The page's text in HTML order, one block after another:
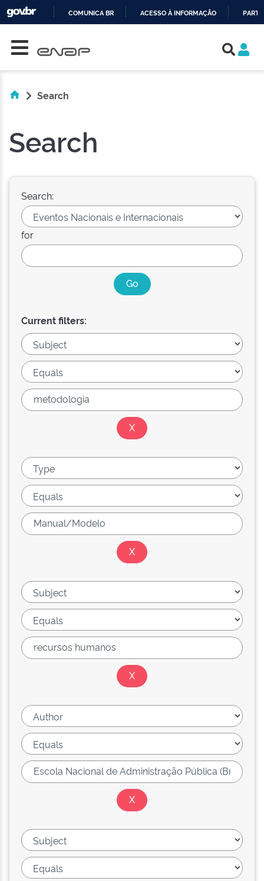
COMUNICA BR ACESSO À INFORMAÇÃO
Search
Search
Search:
for
Current filters: